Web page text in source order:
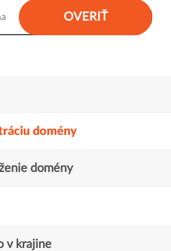
OVERIŤ
domény
domény
v krajine